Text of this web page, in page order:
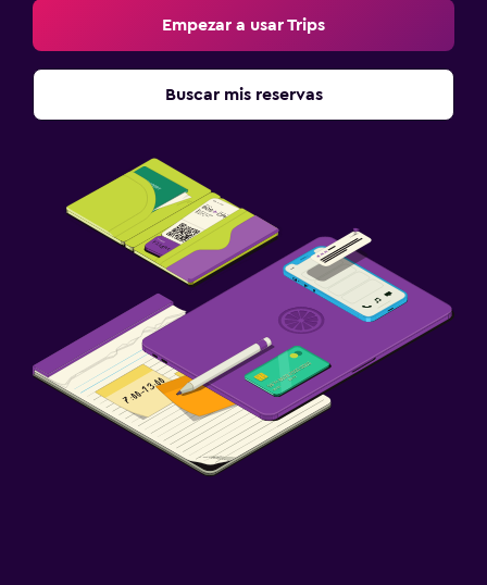
Empezar a usar Trips
Buscar mis reservas